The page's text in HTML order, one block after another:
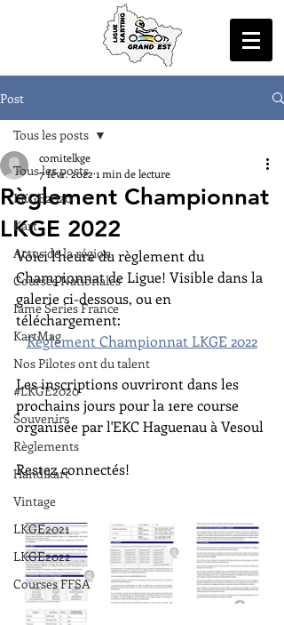
Post
Tous les posts
LKGE2020
Kart
Actus de la région
Courses Nationales
Iame Series France
KartMag
Nos Pilotes ont du talent
#LKGE2020
Souvenirs
Règlements
Handikart
Vintage
LKGE2021
LKGE2022
Courses FFSA
Tous les posts
Règlement Championnat
LKGE 2022
comitelkge
7 févr. 2022 1 min de lecture
Voici l'heure du règlement du
Championnat de Ligue! Visible dans la
galerie ci-dessous, ou en
téléchargement:
Règlement Championnat LKGE 2022
Les inscriptions ouvriront dans les
prochains jours pour la 1ere course
organisée par l'EKC Haguenau à Vesoul
Restez connectés!